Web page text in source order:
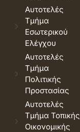
Αυτοτελές
Τμήμα
Εσωτερικού
Ελέγχου
Αυτοτελές
Τμήμα
Πολιτικής
Προστασίας
Αυτοτελές
Τμήμα Τοπικής
Οικονομικής